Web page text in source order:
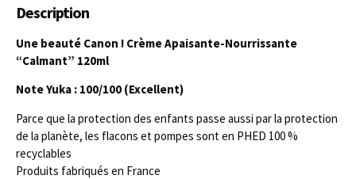
Description
Une beauté Canon ! Crème Apaisante-Nourrissante
“Calmant” 120ml
Note Yuka : 100/100 (Excellent)
Parce que la protection des enfants passe aussi par la protection
de la planète, les flacons et pompes sont en PHED 100 %
recyclables
Produits fabriqués en France